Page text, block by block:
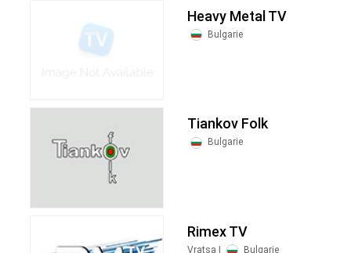
Heavy Metal TV
Bulgarie
Tiankov Folk
Bulgarie
Rimex TV
Vratsa | Bulgarie